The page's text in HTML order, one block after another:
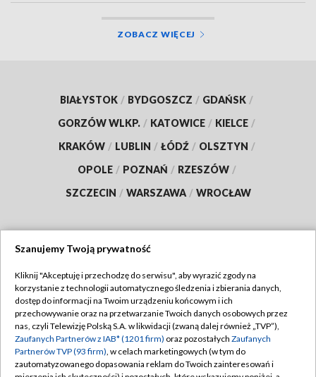
ZOBACZ WIĘCEJ
BIAŁYSTOK / BYDGOSZCZ / GDAŃSK /
GORZÓW WLKP. / KATOWICE / KIELCE /
KRAKÓW / LUBLIN / ŁÓDŹ / OLSZTYN /
OPOLE / POZNAŃ / RZESZÓW /
SZCZECIN / WARSZAWA / WROCŁAW
TVP
Abonament TVP
Emisja w TVP
Centrum informacji TVP
Regulamin TVP
Polityka prywatności
Moje zgody
Szanujemy Twoją prywatność
Kliknij "Akceptuję i przechodzę do serwisu", aby wyrazić zgody na
korzystanie z technologii automatycznego śledzenia i zbierania danych,
dostęp do informacji na Twoim urządzeniu końcowym i ich
przechowywanie oraz na przetwarzanie Twoich danych osobowych przez
nas, czyli Telewizję Polską S.A. w likwidacji (zwaną dalej również „TVP”),
Zaufanych Partnerów z IAB* (1201 firm) oraz pozostałych Zaufanych
Partnerów TVP (93 firm), w celach marketingowych (w tym do
zautomatyzowanego dopasowania reklam do Twoich zainteresowań i